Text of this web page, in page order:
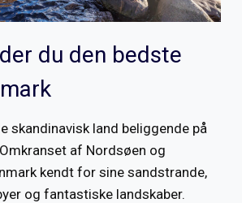
du den bedste
skandinavisk land beliggende på
af Nordsøen og
kendt for sine sandstrande,
og fantastiske landskaber.